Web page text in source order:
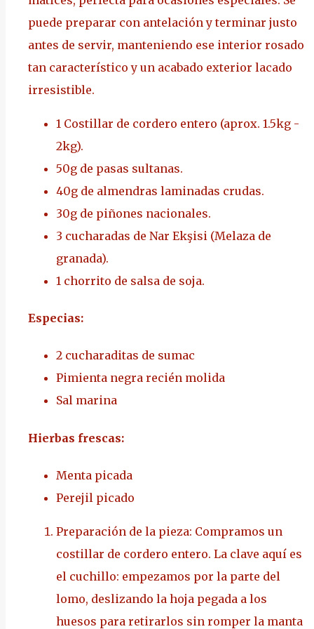
puede preparar con antelación y terminar justo
antes de servir, manteniendo ese interior rosado
tan característico y un acabado exterior lacado
irresistible.
1 Costillar de cordero entero (aprox. 1.5kg -
2kg).
50g de pasas sultanas.
40g de almendras laminadas crudas.
30g de piñones nacionales.
3 cucharadas de Nar Ekşisi (Melaza de
granada).
1 chorrito de salsa de soja.
Especias:
2 cucharaditas de sumac
Pimienta negra recién molida
Sal marina
Hierbas frescas:
Menta picada
Perejil picado
Preparación de la pieza: Compramos un
costillar de cordero entero. La clave aquí es
el cuchillo: empezamos por la parte del
lomo, deslizando la hoja pegada a los
huesos para retirarlos sin romper la manta